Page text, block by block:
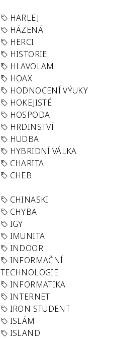
HARLEJ
HÁZENÁ
HERCI
HISTORIE
HLAVOLAM
HOAX
HODNOCENÍ VÝUKY
HOKEJISTÉ
HOSPODA
HRDINSTVÍ
HUDBA
HYBRIDNÍ VÁLKA
CHARITA
CHEB
CHINASKI
CHYBA
IGY
IMUNITA
INDOOR
INFORMAČNÍ
TECHNOLOGIE
INFORMATIKA
INTERNET
IRON STUDENT
ISLÁM
ISLAND